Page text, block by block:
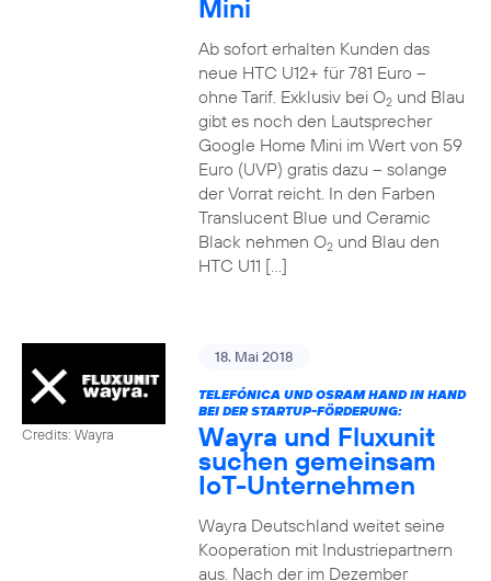
Mini
Ab sofort erhalten Kunden das
neue HTC U12+ für 781 Euro –
ohne Tarif. Exklusiv bei O2und Blau
gibt es noch den Lautsprecher
Google Home Mini im Wert von 59
Euro (UVP) gratis dazu – solange
der Vorrat reicht. In den Farben
Translucent Blue und Ceramic
Black nehmen O2und Blau den
HTC U11 […]
Credits: Wayra
18. Mai 2018
TELEFÓNICA UND OSRAM HAND IN HAND
BEI DER STARTUP-FÖRDERUNG:
Wayra und Fluxunit
suchen gemeinsam
IoT-Unternehmen
Wayra Deutschland weitet seine
Kooperation mit Industriepartnern
aus. Nach der im Dezember